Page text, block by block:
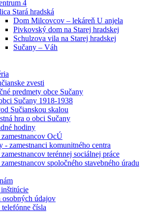
4
Stará hradská
Dom Milcovcov – lekáreň U anjela
Pivkovský dom na Starej hradskej
Schulzova vila na Starej hradskej
Sučany – Váh
zvesti
predmety obce Sučany
Sučany 1918-1938
Sučianskou skalou
hra o obci Sučany
hodiny
OcÚ
- zamestnanci komunitného centra
terénnej sociálnej práce
spoločného stavebného úradu
osobných údajov
čísla